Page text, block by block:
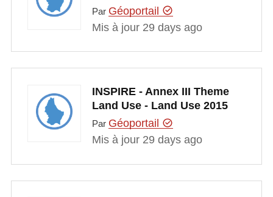
Par Géoportail
Mis à jour 29 days ago
INSPIRE - Annex III Theme
Land Use - Land Use 2015
Par Géoportail
Mis à jour 29 days ago